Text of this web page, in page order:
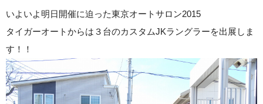
いよいよ明日開催に迫った東京オートサロン2015
タイガーオートからは３台のカスタムJKラングラーを出展しま
す！！